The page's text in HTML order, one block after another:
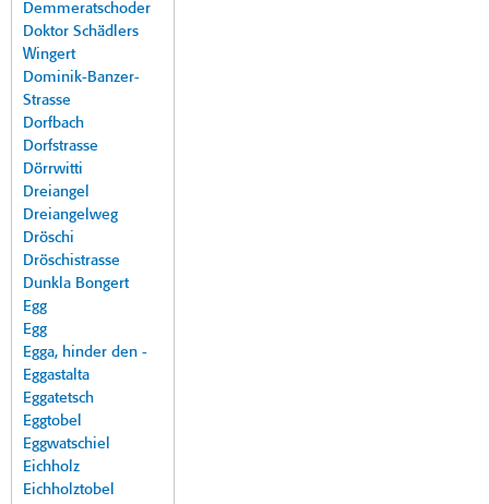
Demmeratschoder
Doktor Schädlers
Wingert
Dominik-Banzer-
Strasse
Dorfbach
Dorfstrasse
Dörrwitti
Dreiangel
Dreiangelweg
Dröschi
Dröschistrasse
Dunkla Bongert
Egg
Egg
Egga, hinder den -
Eggastalta
Eggatetsch
Eggtobel
Eggwatschiel
Eichholz
Eichholztobel